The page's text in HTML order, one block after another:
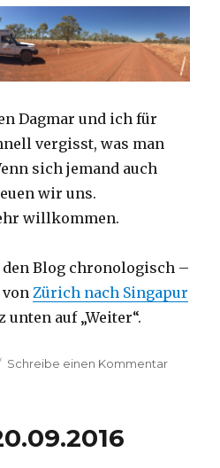
Dagmar und ich für
vergisst, was man
sich jemand auch
wir uns.
willkommen.
Blog chronologisch –
vonZürich nach Singapur
auf „Weiter“.
Schreibe einen Kommentarzu